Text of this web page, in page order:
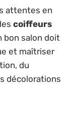
attentes en
coiffeurs
bon salon doit
et maîtriser
du
décolorations